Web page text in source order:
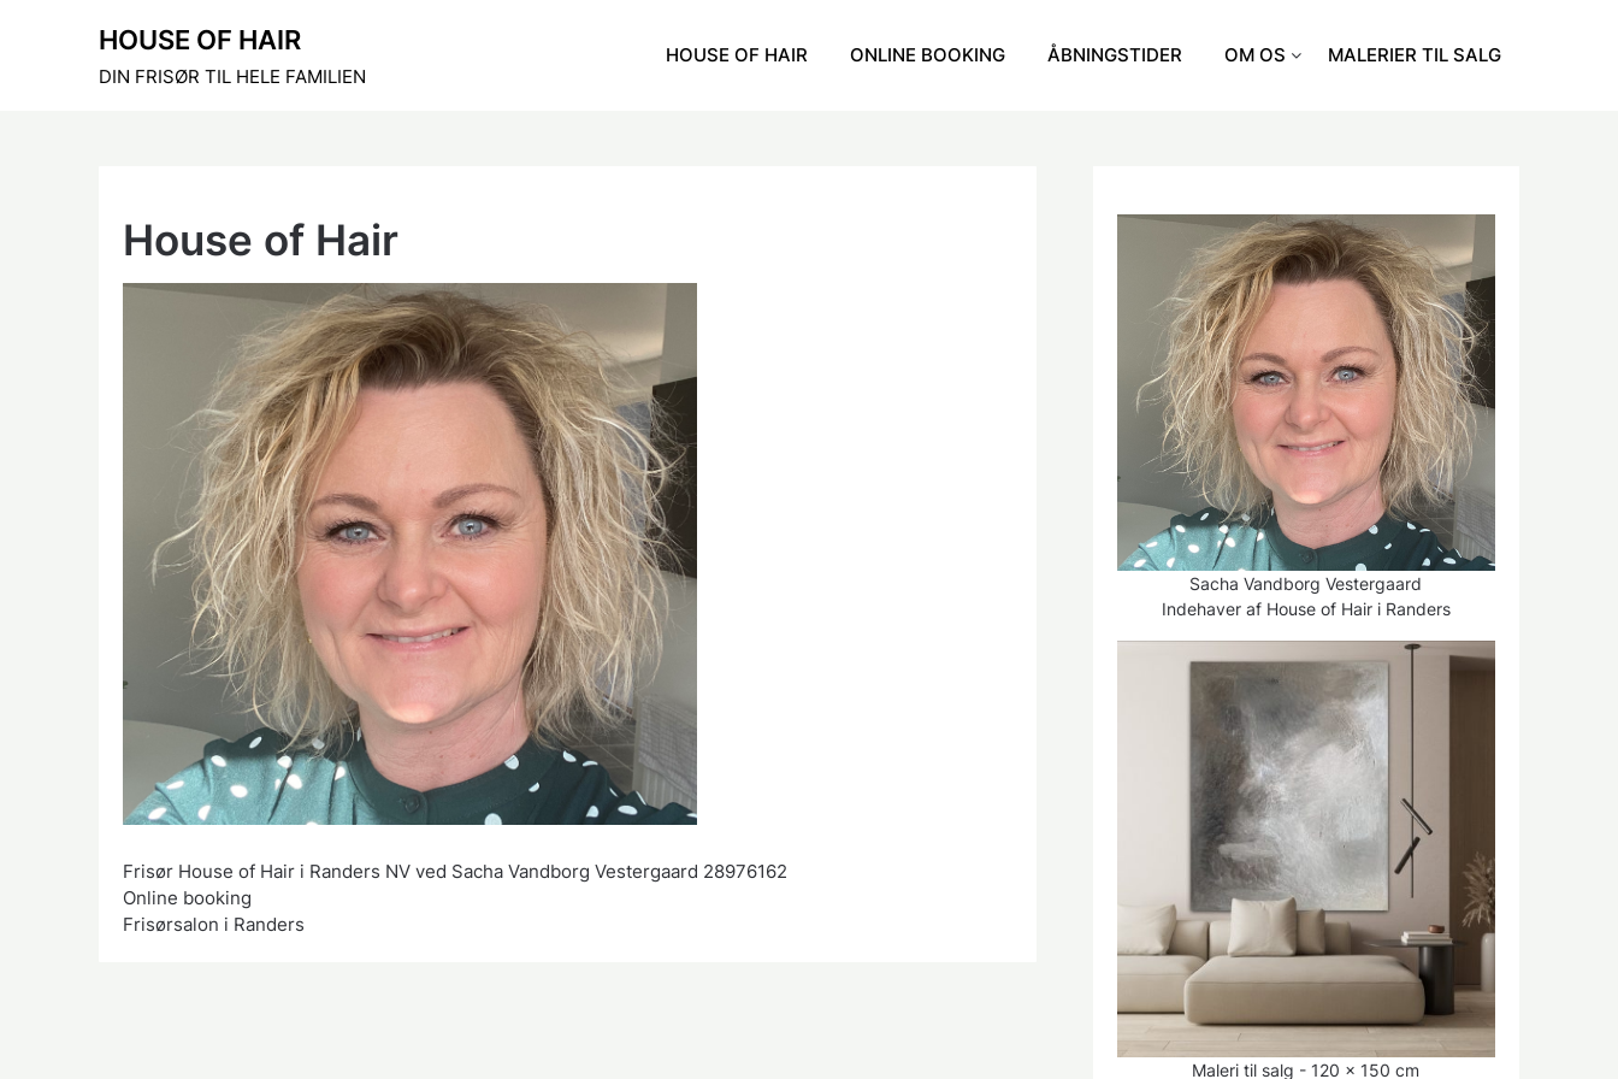
HOUSE OF HAIR
DIN FRISØR TIL HELE FAMILIEN
HOUSE OF HAIR ONLINE BOOKING ÅBNINGSTIDER OM OS MALERIER TIL SALG
House of Hair
Frisør House of Hair i Randers NV ved Sacha Vandborg Vestergaard 28976162
Online booking
Frisørsalon i Randers
Sacha Vandborg Vestergaard
Indehaver af House of Hair i Randers
Maleri til salg - 120 x 150 cm